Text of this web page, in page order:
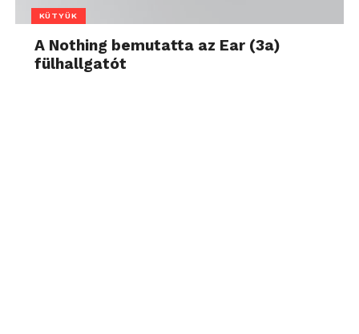
KÜTYÜK
A Nothing bemutatta az Ear (3a)
fülhallgatót